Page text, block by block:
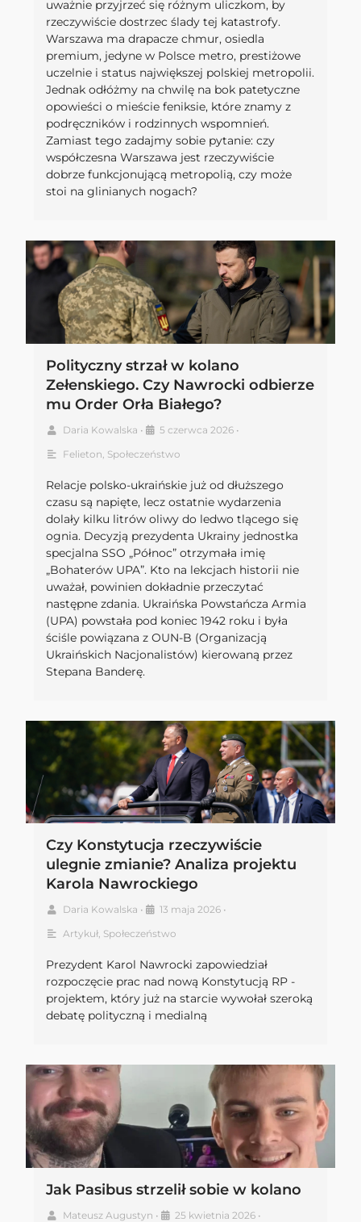
uważnie przyjrzeć się różnym uliczkom, by
rzeczywiście dostrzec ślady tej katastrofy.
Warszawa ma drapacze chmur, osiedla
premium, jedyne w Polsce metro, prestiżowe
uczelnie i status największej polskiej metropolii.
Jednak odłóżmy na chwilę na bok patetyczne
opowieści o mieście feniksie, które znamy z
podręczników i rodzinnych wspomnień.
Zamiast tego zadajmy sobie pytanie: czy
współczesna Warszawa jest rzeczywiście
dobrze funkcjonującą metropolią, czy może
stoi na glinianych nogach?
Polityczny strzał w kolano
Zełenskiego. Czy Nawrocki odbierze
mu Order Orła Białego?
Daria Kowalska • 5 czerwca 2026 •
Felieton Społeczeństwo
Relacje polsko-ukraińskie już od dłuższego
czasu są napięte, lecz ostatnie wydarzenia
dolały kilku litrów oliwy do ledwo tlącego się
ognia. Decyzją prezydenta Ukrainy jednostka
specjalna SSO „Północ” otrzymała imię
„Bohaterów UPA”. Kto na lekcjach historii nie
uważał, powinien dokładnie przeczytać
następne zdania. Ukraińska Powstańcza Armia
(UPA) powstała pod koniec 1942 roku i była
ściśle powiązana z OUN-B (Organizacją
Ukraińskich Nacjonalistów) kierowaną przez
Stepana Banderę.
Czy Konstytucja rzeczywiście
ulegnie zmianie? Analiza projektu
Karola Nawrockiego
Daria Kowalska • 13 maja 2026 •
Artykuł, Społeczeństwo
Prezydent Karol Nawrocki zapowiedział
rozpoczęcie prac nad nową Konstytucją RP -
projektem, który już na starcie wywołał szeroką
debatę polityczną i medialną
Jak Pasibus strzelił sobie w kolano
Mateusz Augustyn • 25 kwietnia 2026 •